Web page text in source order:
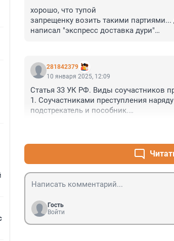
хорошо, что тупой
запрещенку возить такими
написал "экспресс доставка дури"
281842379
10 января 2025, 12:09
Статья 33 УК РФ. Виды соучастников
1. Соучастниками преступления
подстрекатель и пособник.
С субъективной стороны
косвенным умыслом. Косвенный
преступника налицо.
КАКОГО каршеринговую шарагу не
Гость
Войти